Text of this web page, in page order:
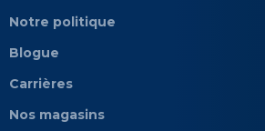
Notre politique
Blogue
Carrières
Nos magasins